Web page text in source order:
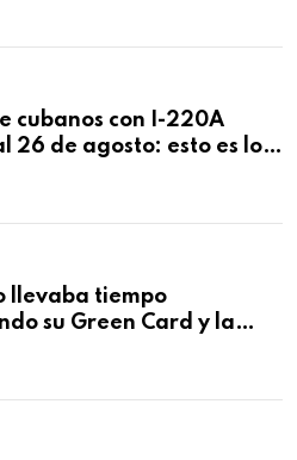
cubanos con I-220A
26 de agosto: esto es lo
llevaba tiempo
su Green Card y la